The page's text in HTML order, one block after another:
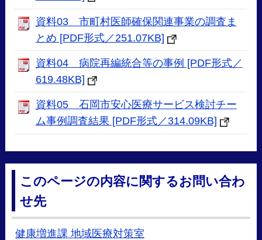
資料03 市町村医師確保関連事業の調査ま
とめ [PDF形式／251.07KB]
資料04 病院再編統合等の事例 [PDF形式／
619.48KB]
資料05 石岡市安心医療サービス検討チー
ム事例調査結果 [PDF形式／314.09KB]
このページの内容に関するお問い合わ
せ先
健康増進課 地域医療対策室